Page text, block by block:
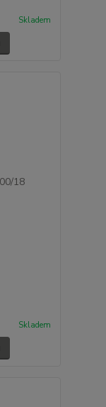
Skladem
Skladem